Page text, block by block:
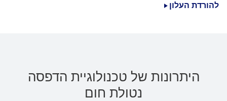
להורדת העלון
היתרונות של טכנולוגיית הדפסה
נטולת חום